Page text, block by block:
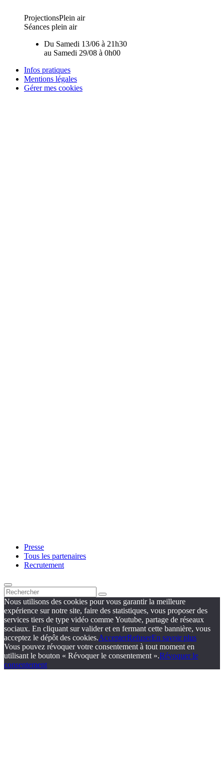
ProjectionsPlein air
Séances plein air
Du Samedi 13/06 à 21h30
au Samedi 29/08 à 0h00
Infos pratiques
Mentions légales
Gérer mes cookies
Presse
Tous les partenaires
Recrutement
Nous utilisons des cookies pour vous garantir la meilleure
expérience sur notre site, faire des statistiques, vous proposer des
services tiers de type vidéo comme Youtube, partage de réseaux
sociaux. En cliquant sur valider et en fermant cette bannière, vous
acceptez le dépôt des cookies.AccepterRefuserEn savoir plus
Vous pouvez révoquer votre consentement à tout moment en
utilisant le bouton « Révoquer le consentement ».Révoquer le
consentement